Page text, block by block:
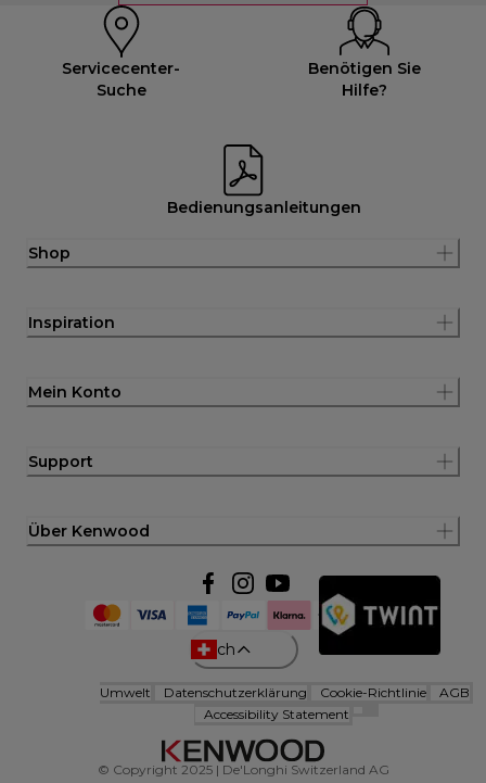
Servicecenter-
Suche
Benötigen Sie
Hilfe?
Bedienungsanleitungen
Shop
Inspiration
Mein Konto
Support
Über Kenwood
ch
Umwelt Datenschutzerklärung Cookie-Richtlinie
AGB
Accessibility Statement
© Copyright 2025 | De'Longhi Switzerland AG